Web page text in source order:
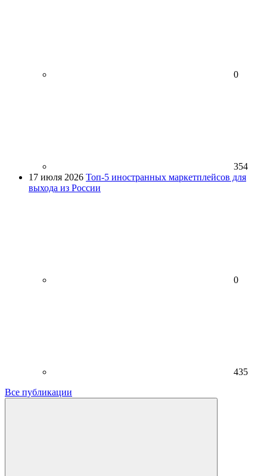
0
354
17 июля 2026 Топ-5 иностранных маркетплейсов для
выхода из России
0
435
Все публикации